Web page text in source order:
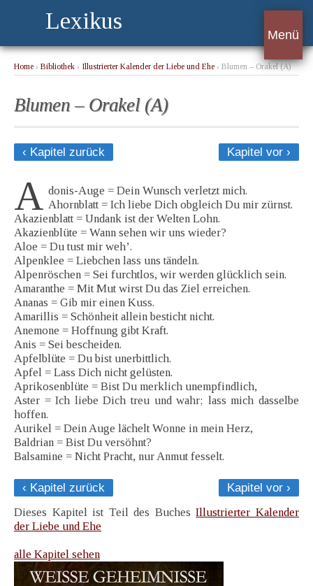
Lexikus
Menü
Home › Bibliothek › Illustrierter Kalender der Liebe und Ehe › Blumen – Orakel (A)
Blumen – Orakel (A)
‹ Kapitel zurück Kapitel vor ›
A donis-Auge = Dein Wunsch verletzt mich.
Ahornblatt = Ich liebe Dich obgleich Du mir zürnst.
Akazienblatt = Undank ist der Welten Lohn.
Akazienblüte = Wann sehen wir uns wieder?
Aloe = Du tust mir weh’.
Alpenklee = Liebchen lass uns tändeln.
Alpenröschen = Sei furchtlos, wir werden glücklich sein.
Amaranthe = Mit Mut wirst Du das Ziel erreichen.
Ananas = Gib mir einen Kuss.
Amarillis = Schönheit allein besticht nicht.
Anemone = Hoffnung gibt Kraft.
Anis = Sei bescheiden.
Apfelblüte = Du bist unerbittlich.
Apfel = Lass Dich nicht gelüsten.
Aprikosenblüte = Bist Du merklich unempfindlich,
Aster = Ich liebe Dich treu und wahr; lass mich dasselbe
hoffen.
Aurikel = Dein Auge lächelt Wonne in mein Herz,
Baldrian = Bist Du versöhnt?
Balsamine = Nicht Pracht, nur Anmut fesselt.
‹ Kapitel zurück
Kapitel vor ›
Dieses Kapitel ist Teil des BuchesIllustrierter Kalender
der Liebe und Ehe
alle Kapitel sehen